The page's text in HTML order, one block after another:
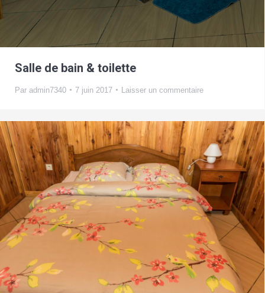
Salle de bain & toilette
Par admin7340 7 juin 2017 Laisser un commentaire